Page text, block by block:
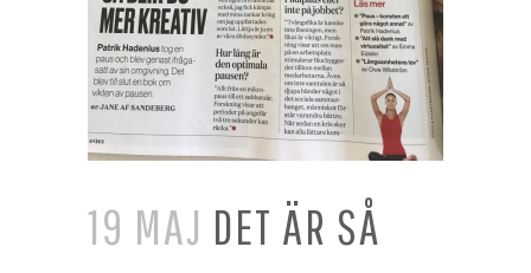
19 MAJ DET ÄR SÅ